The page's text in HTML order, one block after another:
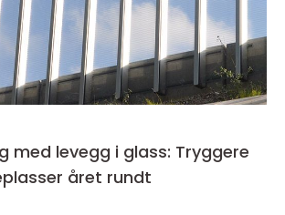
med levegg i glass: Tryggere
året rundt